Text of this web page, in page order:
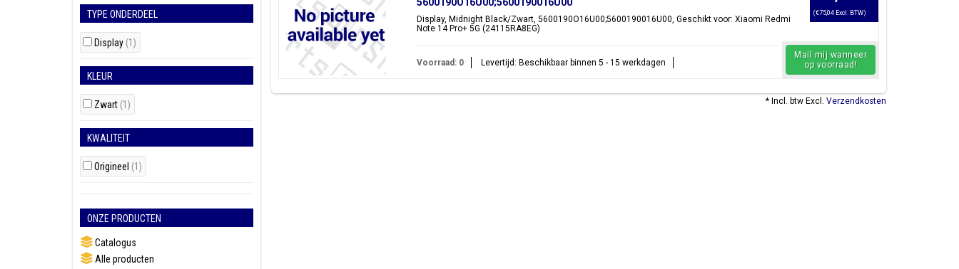
TYPE ONDERDEEL
Display (1)
KLEUR
Zwart (1)
KWALITEIT
Origineel (1)
ONZE PRODUCTEN
Catalogus
Alle producten
Display, Midnight Black/Zwart, 5600190O16U00;5600190016U00, Geschikt voor: Xiaomi Redmi
Note 14 Pro+ 5G (24115RA8EG)
(€75,04 Excl. BTW)
Voorraad: 0 Levertijd: Beschikbaar binnen 5 - 15 werkdagen
Mail mij wanneer
op voorraad!
* Incl. btw Excl. Verzendkosten